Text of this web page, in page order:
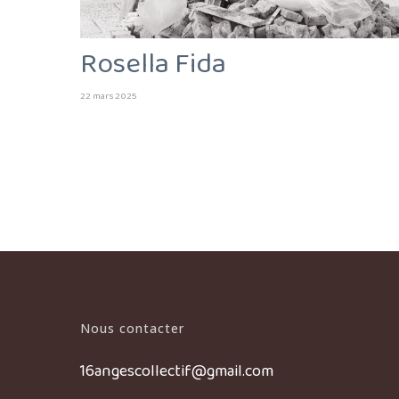
Rosella Fida
22 mars 2025
Nous contacter
16angescollectif@gmail.com